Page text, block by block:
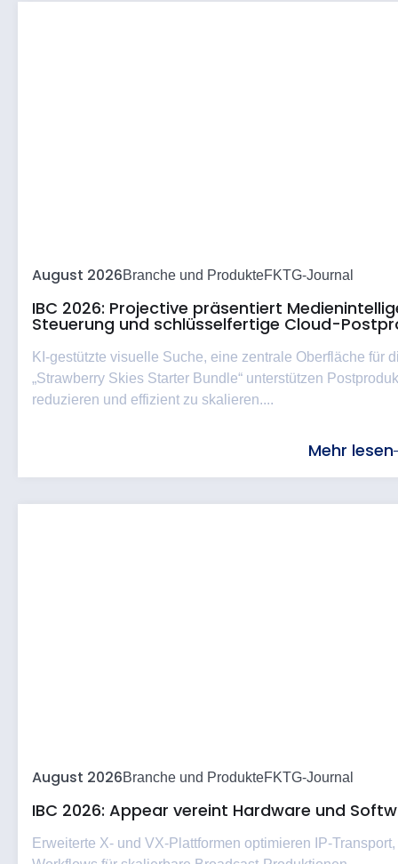
August 2026Branche und ProdukteFKTG-Journal
IBC 2026: Projective präsentiert
Steuerung und schlüsselfertige Cloud-
KI-gestützte visuelle Suche, eine zentrale Oberfläche für
„Strawberry Skies Starter Bundle“ unterstützen
reduzieren und effizient zu skalieren....
Mehr lesen
August 2026Branche und ProdukteFKTG-Journal
IBC 2026: Appear vereint Hardware und
Erweiterte X- und VX-Plattformen optimieren IP-